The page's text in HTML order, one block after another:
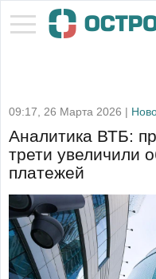
09:17, 26 Марта 2026 |
Аналитика ВТБ:
трети увеличили
платежей